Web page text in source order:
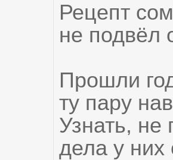
Рецепт
не подвёл
Прошли
ту пару
Узнать, не
дела у них